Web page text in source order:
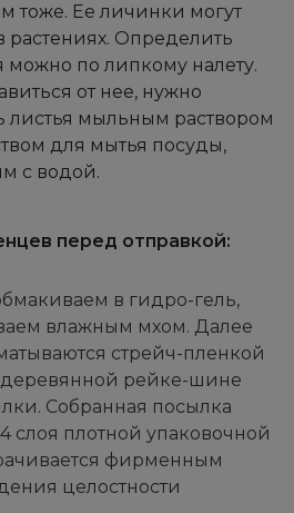
тоже. Ее личинки могут
растениях. Определить
можно по липкому налету.
от нее, нужно
листья мыльным раствором
для мытья посуды,
с водой.
перед отправкой:
в гидро-гель,
влажным мхом. Далее
стрейч-пленкой
рейке-шине
Собранная посылка
слоя плотной упаковочной
фирменным
целостности